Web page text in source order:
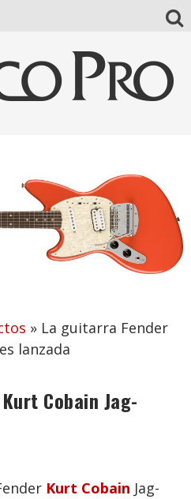
» La guitarra Fender
lanzada
Cobain Jag-
Kurt Cobain Jag-